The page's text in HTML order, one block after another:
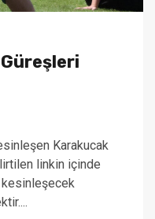
Karakucak
linkin içinde
kesinleşecek